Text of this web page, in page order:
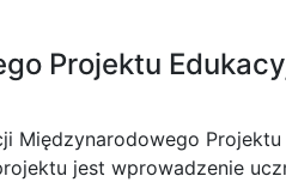
Projektu
Międzynarodowego
jest wprowadzenie